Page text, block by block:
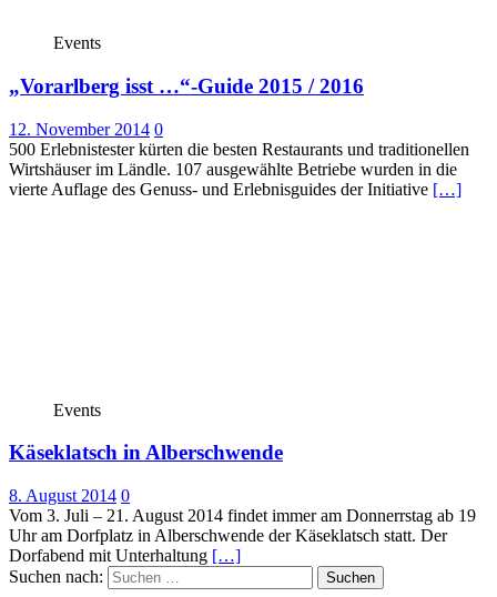
Events
„Vorarlberg isst …“-Guide 2015 / 2016
12. November 2014 0
500 Erlebnistester kürten die besten Restaurants und traditionellen
Wirtshäuser im Ländle. 107 ausgewählte Betriebe wurden in die
vierte Auflage des Genuss- und Erlebnisguides der Initiative […]
Events
Käseklatsch in Alberschwende
8. August 2014 0
Vom 3. Juli – 21. August 2014 findet immer am Donnerrstag ab 19
Uhr am Dorfplatz in Alberschwende der Käseklatsch statt. Der
Dorfabend mit Unterhaltung […]
Suchen nach: